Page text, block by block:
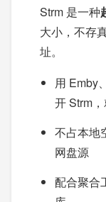
Strm 是一种
大小，不存
址。
用 Emby
开 Strm
不占本地
网盘源
配合聚合